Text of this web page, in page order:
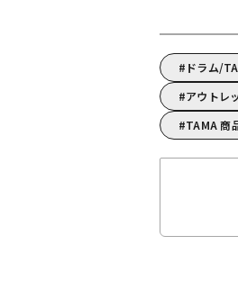
ドラム/
アウトレ
TAMA 商